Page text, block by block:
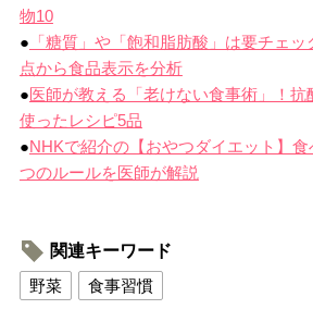
物10
● 「糖質」や「飽和脂肪酸」は要チェ
点から食品表示を分析
●医師が教える「老けない食事術」！抗
使ったレシピ5品
●NHKで紹介の【おやつダイエット】
つのルールを医師が解説
関連キーワード
野菜
食事習慣